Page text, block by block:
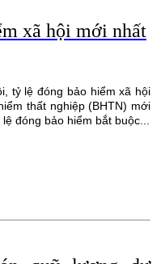
xã hội mới nhất
tỷ lệ đóng bảo hiểm xã hội
thất nghiệp (BHTN) mới
đóng bảo hiểm bắt buộc...